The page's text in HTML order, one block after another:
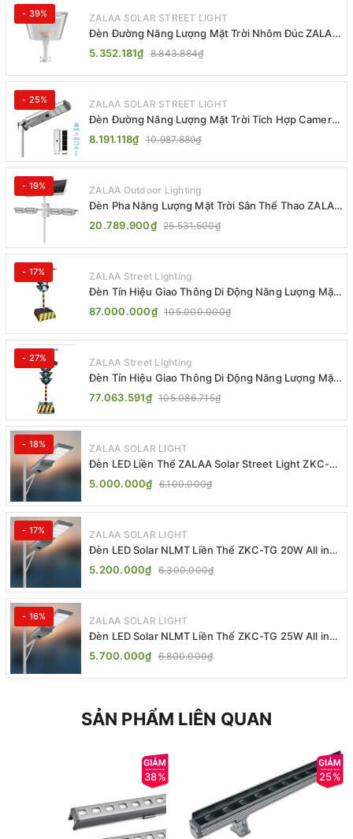
- 39% ZALAA SOLAR STREET LIGHT
Đèn Đường Năng Lượng Mặt Trời Nhôm Đúc ZALAA
ZL-BWH Cao Cấp IP65
5.352.181₫ 8.843.884₫
- 25% ZALAA SOLAR STREET LIGHT
Đèn Đường Năng Lượng Mặt Trời Tích Hợp Camera
ZALAA ZL-BJ04-CCTV (80W, IP65)
8.191.118₫ 10.987.889₫
- 19% ZALAA Outdoor Lighting
Đèn Pha Năng Lượng Mặt Trời Sân Thể Thao ZALAA
Jsc Chống Nước IP65 Cao Cấp
20.789.900₫ 25.531.500₫
- 17% ZALAA Street Lighting
Đèn Tín Hiệu Giao Thông Di Động Năng Lượng Mặt
Trời ZALAA ZL-300A-D
87.000.000₫ 105.000.000₫
- 27% ZALAA Street Lighting
Đèn Tín Hiệu Giao Thông Di Động Năng Lượng Mặt
Trời ZALAA ZL-409300C
77.063.591₫ 105.086.715₫
- 18% ZALAA SOLAR LIGHT
Đèn LED Liền Thể ZALAA Solar Street Light ZKC-
TG 20W 25W 30W All In One
5.000.000₫ 6.100.000₫
- 17% ZALAA SOLAR LIGHT
Đèn LED Solar NLMT Liền Thể ZKC-TG 20W All in
One | ZALAA Street Light
5.200.000₫ 6.300.000₫
- 16% ZALAA SOLAR LIGHT
Đèn LED Solar NLMT Liền Thể ZKC-TG 25W All in
One | ZALAA Street Light
5.700.000₫ 6.800.000₫
SẢN PHẨM LIÊN QUAN
38% 25%